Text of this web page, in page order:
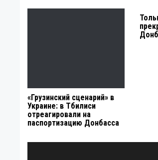
«Грузинский сценарий» в
Украине: в Тбилиси
отреагировали на
паспортизацию Донбасса
Навигация